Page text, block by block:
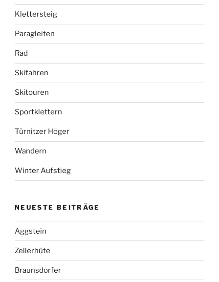
Klettersteig
Paragleiten
Rad
Skifahren
Skitouren
Sportklettern
Türnitzer Höger
Wandern
Winter Aufstieg
NEUESTE BEITRÄGE
Aggstein
Zellerhüte
Braunsdorfer